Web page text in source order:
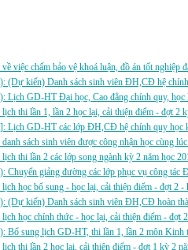
việc chấm bảo vệ khoá luận, đồ án tốt nghiệp
(Dự kiến) Danh sách sinh viên ĐH,CĐ hệ
Lịch GD-HT Đại học, Cao đẳng chính quy,
thi lần 1, lần 2 học lại, cải thiện điểm - đợt 2
Lịch GD-HT các lớp ĐH,CĐ hệ chính quy học
sách sinh viên được công nhận học cùng
thi lần 2 các lớp song ngành kỳ 2 năm học
Chuyển giảng đường các lớp phục vụ công tác
học bổ sung - học lại, cải thiện điểm - đợt 2
(Dự kiến) Danh sách sinh viên ĐH,CĐ hoàn
học chính thức - học lại, cải thiện điểm - đợt
Bổ sung lịch GD-HT, thi lần 1, lần 2 môn
thi lần 2 học lại, cải thiện điểm - đợt 1 kỳ 2